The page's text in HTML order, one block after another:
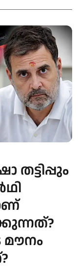
തട്ടിപ്പും